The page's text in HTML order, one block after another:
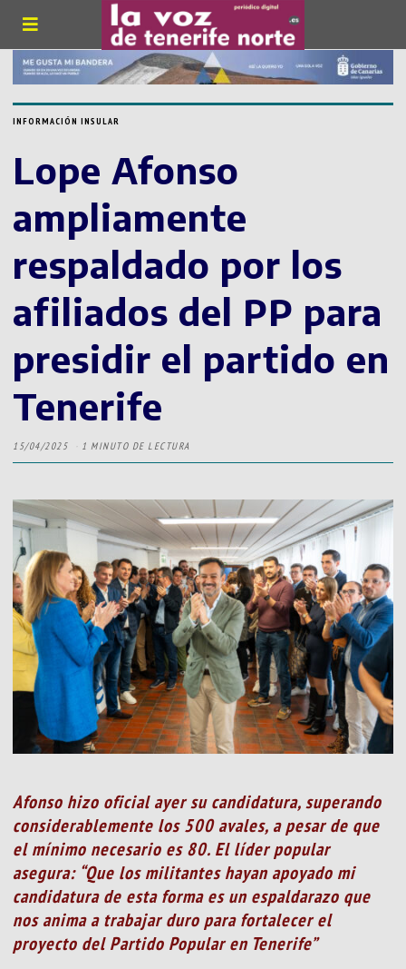
INFORMACIÓN INSULAR
Lope Afonso
ampliamente
respaldado por los
afiliados del PP para
presidir el partido en
Tenerife
15/04/2025 1 MINUTO DE LECTURA
Afonso hizo oficial ayer su candidatura, superando
considerablemente los 500 avales, a pesar de que
el mínimo necesario es 80. El líder popular
asegura: “Que los militantes hayan apoyado mi
candidatura de esta forma es un espaldarazo que
nos anima a trabajar duro para fortalecer el
proyecto del Partido Popular en Tenerife”